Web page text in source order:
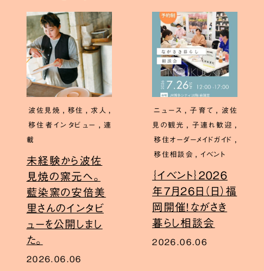
波佐見焼 , 移住 , 求人 ,
移住者インタビュー , 連
載
未経験から波佐
見焼の窯元へ。
藍染窯の安倍美
里さんのインタビ
ューを公開しまし
た。
2026.06.06
ニュース , 子育て , 波佐
見の観光 , 子連れ歓迎 ,
移住オーダーメイドガイド ,
移住相談会 , イベント
｛イベント｝2026
年7月26日（日）福
岡開催！ながさき
暮らし相談会
2026.06.06